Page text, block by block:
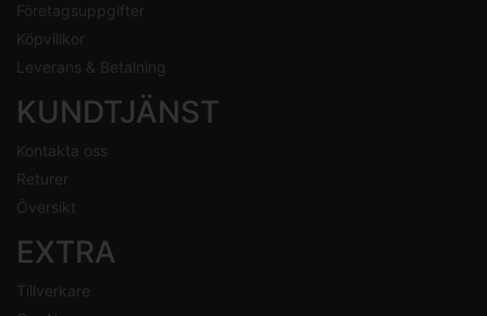
Företagsuppgifter
Köpvillkor
Leverans & Betalning
KUNDTJÄNST
Kontakta oss
Returer
Översikt
EXTRA
Tillverkare